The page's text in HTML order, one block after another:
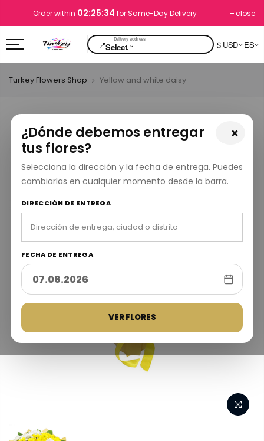
Order within 02:25:33 for Same-Day Delivery close
📍Select.⌄ $ USD ES
×
¿Dónde debemos entregar
tus flores?
Selecciona la dirección y la fecha de entrega. Puedes
cambiarlas en cualquier momento desde la barra.
DIRECCIÓN DE ENTREGA
FECHA DE ENTREGA
VER FLORES
Turkey Flowers Shop Yellow and white daisy